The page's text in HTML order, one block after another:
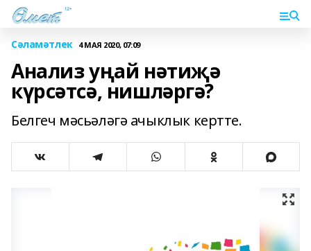
Сәламәтлек 4 МАЯ 2020, 07:09
Анализ уңай нәтиҗә
күрсәтсә, нишләргә?
Белгеч мәсьәләгә ачыклык кертте.